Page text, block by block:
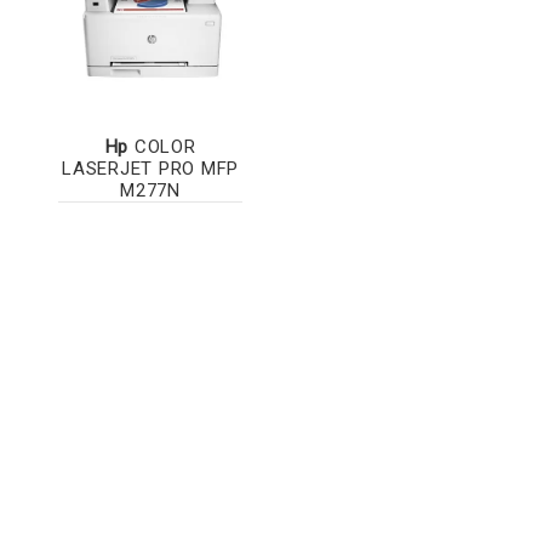
Hp COLOR
LASERJET PRO MFP
M277N